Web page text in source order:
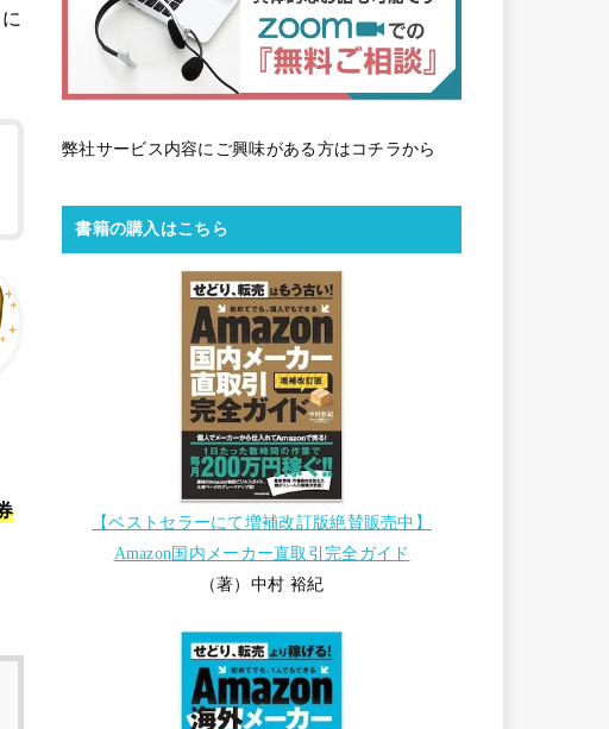
弊社サービス内容にご興味がある方はコチラから
書籍の購入はこちら
【ベストセラーにて増補改訂版絶賛販売中】
Amazon国内メーカー直取引完全ガイド
（著）中村 裕紀